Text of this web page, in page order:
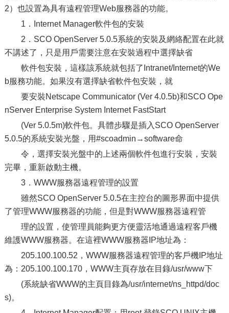
2）也設置為具有遠程管理Web服務器的功能。
1．Internet Manager軟件包的安裝
2．SCO OpenServer 5.0.5系統的安裝及網絡配置在此就
不講述了，只是用戶需要注意在安裝過程中選擇缺省
軟件包安裝，這樣該系統就包括了Intranet/Internet的We
b服務功能。如果沒有選擇缺省軟件包安裝，就
要安裝Netscape Communicator (Ver 4.0.5b)和SCO Ope
nServer Enterprise System Internet FastStart
(Ver 5.0.5m)軟件包。具體步驟是插入SCO OpenServer
5.0.5的系統安裝光盤，用#scoadmin→software命
令，選擇安裝光盤中的上述兩個軟件包進行安裝，安裝
完畢，重新啟動主機。
3．WWW服務器遠程管理的設置
雖然SCO OpenServer 5.0.5在主控台的圖形界面中提供
了管理WWW服務器的功能，但是對WWW服務器遠程管
理的設置，使管理員能夠更方便靈活地通過遠程客戶機
維護WWW服務器。在這裡WWW服務器IP地址為：
205.100.100.52，WWW服務器遠程管理的客戶機IP地址
為：205.100.100.170，WWW主頁存放在目錄/usr/www下
(系統缺省WWW的主頁目錄為/usr/internet/ns_httpd/doc
s)。